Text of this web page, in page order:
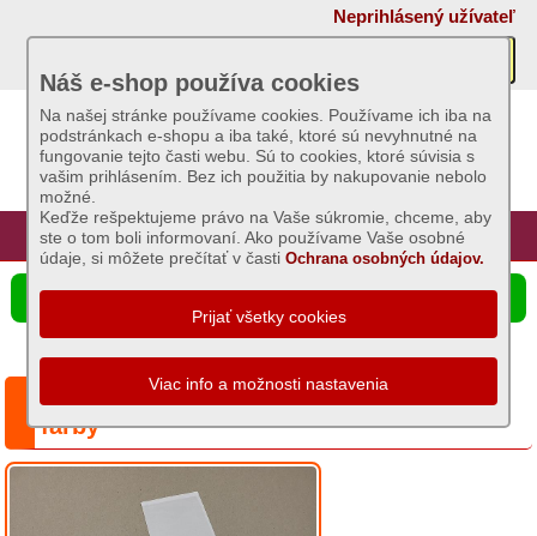
Neprihlásený užívateľ
Úvod Hlavná stránka Prihlásenie Registrácia
Náš e-shop používa cookies
Na našej stránke používame cookies. Používame ich iba na
podstránkach e-shopu a iba také, ktoré sú nevyhnutné na
fungovanie tejto časti webu. Sú to cookies, ktoré súvisia s
vašim prihlásením. Bez ich použitia by nakupovanie nebolo
možné.
Keďže rešpektujeme právo na Vaše súkromie, chceme, aby
ste o tom boli informovaní. Ako používame Vaše osobné
údaje, si môžete prečítať v častiOchrana osobných údajov.
☰ Ponuka produktov
Akcie
Sviečky
Umelé
kvety
Semená
osivá
Chovateľské
Séria: Košieľka na krst, Hrozno - rôzne
farby